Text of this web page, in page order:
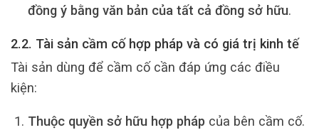
đồng ý bằng văn bản của tất cả đồng sở hữu.
2.2. Tài sản cầm cố hợp pháp và có giá trị kinh tế
Tài sản dùng để cầm cố cần đáp ứng các điều
kiện:
Thuộc quyền sở hữu hợp pháp của bên cầm cố.